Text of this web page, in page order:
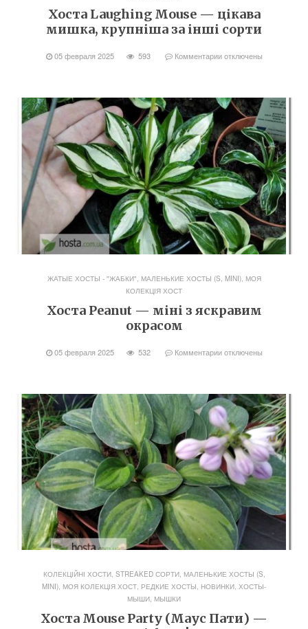
Хоста Laughing Mouse — цікава
мишка, крупніша за інші сорти
05 февраля 2025 593 Комментарииотключены
ЖАТЫЕ ХОСТЫ - "ЖАБКИ" МАЛЕНЬКИЕ ХОСТЫ (S, MINI), МОЯ
КОЛЕКЦІЯ ХОСТ
Хоста Peanut — міні з яскравим
окрасом
05 февраля 2025 532 Комментарииотключены
КОЛЕКЦІЙНІ ХОСТИ, STREAKED СОРТИ, МАЛЕНЬКИЕ ХОСТЫ (S,
MINI), МОЯ КОЛЕКЦІЯ ХОСТ, РЕДКИЕ ХОСТЫ, НОВИНКИ, ХОСТЫ-
МЫШИ, МЫШКИ
Хоста Mouse Party (Маус Пати) —